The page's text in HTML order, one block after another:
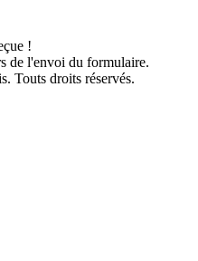
!
de l'envoi du formulaire.
Touts droits réservés.